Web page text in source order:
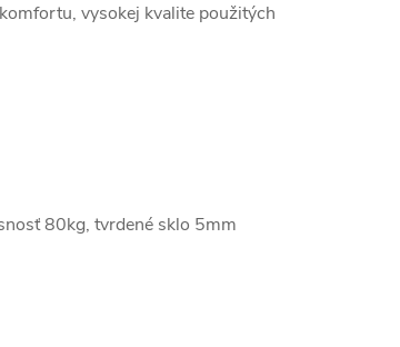
vysokej kvalite použitých
80kg, tvrdené sklo 5mm